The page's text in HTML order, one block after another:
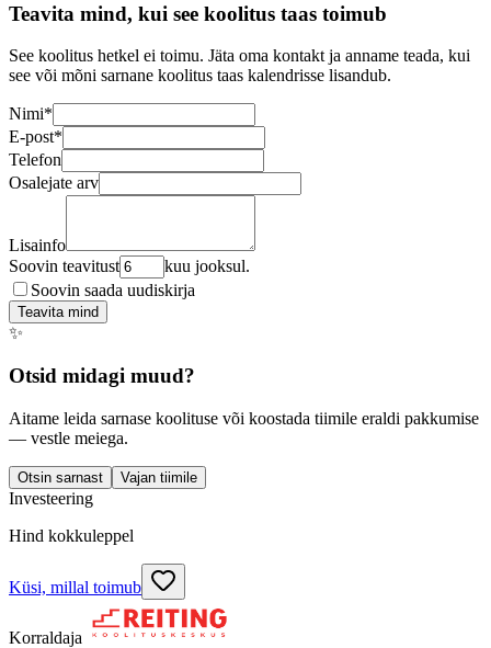
Teavita mind, kui see koolitus taas toimub
See koolitus hetkel ei toimu. Jäta oma kontakt ja anname teada, kui
see või mõni sarnane koolitus taas kalendrisse lisandub.
Nimi*
E-post*
Telefon
Osalejate arv
Lisainfo
Soovin teavitust
kuu jooksul.
Soovin saada uudiskirja
Teavita mind
✨
Otsid midagi muud?
Aitame leida sarnase koolituse või koostada tiimile eraldi pakkumise
— vestle meiega.
Otsin sarnast Vajan tiimile
Investeering
Hind kokkuleppel
Küsi, millal toimub
Korraldaja